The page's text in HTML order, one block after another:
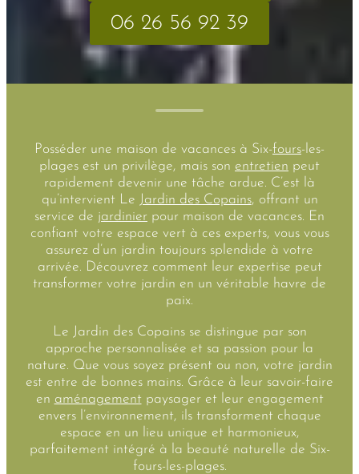
06 26 56 92 39
Posséder une maison de vacances à Six-fours-les-
plages est un privilège, mais son entretien peut
rapidement devenir une tâche ardue. C’est là
qu’intervient Le Jardin des Copains, offrant un
service de jardinier pour maison de vacances. En
confiant votre espace vert à ces experts, vous vous
assurez d’un jardin toujours splendide à votre
arrivée. Découvrez comment leur expertise peut
transformer votre jardin en un véritable havre de
paix.
Le Jardin des Copains se distingue par son
approche personnalisée et sa passion pour la
nature. Que vous soyez présent ou non, votre jardin
est entre de bonnes mains. Grâce à leur savoir-faire
en aménagement paysager et leur engagement
envers l’environnement, ils transforment chaque
espace en un lieu unique et harmonieux,
parfaitement intégré à la beauté naturelle de Six-
fours-les-plages.